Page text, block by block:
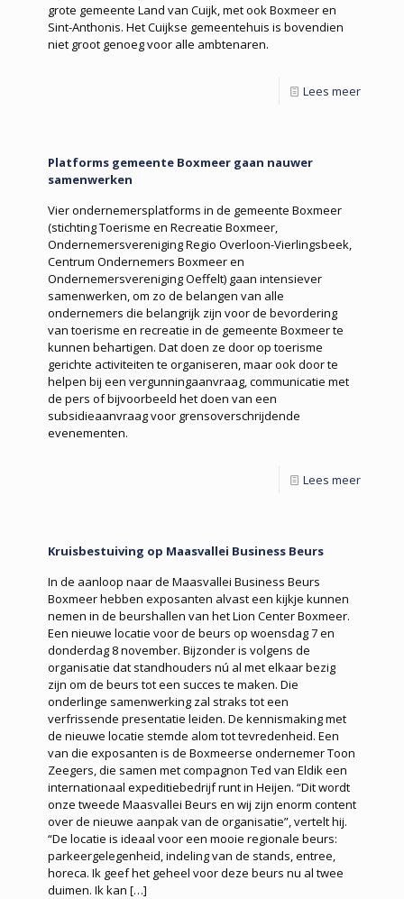
grote gemeente Land van Cuijk, met ook Boxmeer en
Sint-Anthonis. Het Cuijkse gemeentehuis is bovendien
niet groot genoeg voor alle ambtenaren.
Lees meer
Platforms gemeente Boxmeer gaan nauwer
samenwerken
Vier ondernemersplatforms in de gemeente Boxmeer
(stichting Toerisme en Recreatie Boxmeer,
Ondernemersvereniging Regio Overloon-Vierlingsbeek,
Centrum Ondernemers Boxmeer en
Ondernemersvereniging Oeffelt) gaan intensiever
samenwerken, om zo de belangen van alle
ondernemers die belangrijk zijn voor de bevordering
van toerisme en recreatie in de gemeente Boxmeer te
kunnen behartigen. Dat doen ze door op toerisme
gerichte activiteiten te organiseren, maar ook door te
helpen bij een vergunningaanvraag, communicatie met
de pers of bijvoorbeeld het doen van een
subsidieaanvraag voor grensoverschrijdende
evenementen.
Lees meer
Kruisbestuiving op Maasvallei Business Beurs
In de aanloop naar de Maasvallei Business Beurs
Boxmeer hebben exposanten alvast een kijkje kunnen
nemen in de beurshallen van het Lion Center Boxmeer.
Een nieuwe locatie voor de beurs op woensdag 7 en
donderdag 8 november. Bijzonder is volgens de
organisatie dat standhouders nú al met elkaar bezig
zijn om de beurs tot een succes te maken. Die
onderlinge samenwerking zal straks tot een
verfrissende presentatie leiden. De kennismaking met
de nieuwe locatie stemde alom tot tevredenheid. Een
van die exposanten is de Boxmeerse ondernemer Toon
Zeegers, die samen met compagnon Ted van Eldik een
internationaal expeditiebedrijf runt in Heijen. “Dit wordt
onze tweede Maasvallei Beurs en wij zijn enorm content
over de nieuwe aanpak van de organisatie”, vertelt hij.
“De locatie is ideaal voor een mooie regionale beurs:
parkeergelegenheid, indeling van de stands, entree,
horeca. Ik geef het geheel voor deze beurs nu al twee
duimen. Ik kan […]